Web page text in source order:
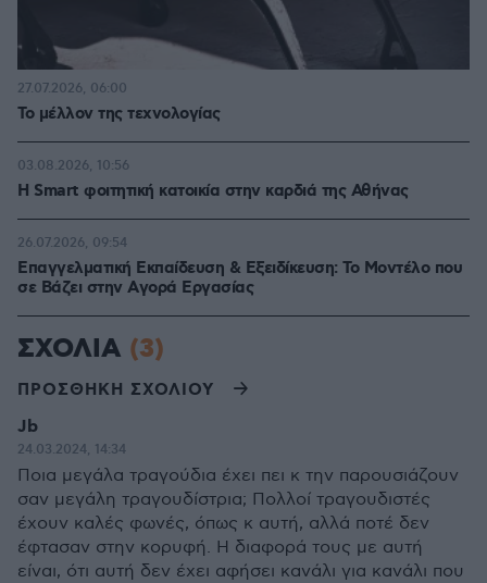
Το μέλλον της τεχνολογίας
27.07.2026, 06:00
Η Smart φοιτητική κατοικία στην καρδιά της Αθήνας
03.08.2026, 10:56
Επαγγελματική Εκπαίδευση & Εξειδίκευση: Το Mοντέλο που
σε Bάζει στην Aγορά Eργασίας
26.07.2026, 09:54
ΣΧΟΛΙΑ (3)
ΠΡΟΣΘΗΚΗ ΣΧΟΛΙΟΥ
Jb
24.03.2024, 14:34
Ποια μεγάλα τραγούδια έχει πει κ την παρουσιάζουν
σαν μεγάλη τραγουδίστρια; Πολλοί τραγουδιστές
έχουν καλές φωνές, όπως κ αυτή, αλλά ποτέ δεν
έφτασαν στην κορυφή. Η διαφορά τους με αυτή
είναι, ότι αυτή δεν έχει αφήσει κανάλι για κανάλι που